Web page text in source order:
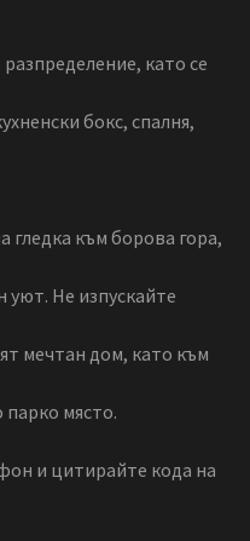
като се
бокс, спалня,
гледка към борова гора,
уют. Не изпускайте
мечтан дом, като към
място.
и цитирайте кода на